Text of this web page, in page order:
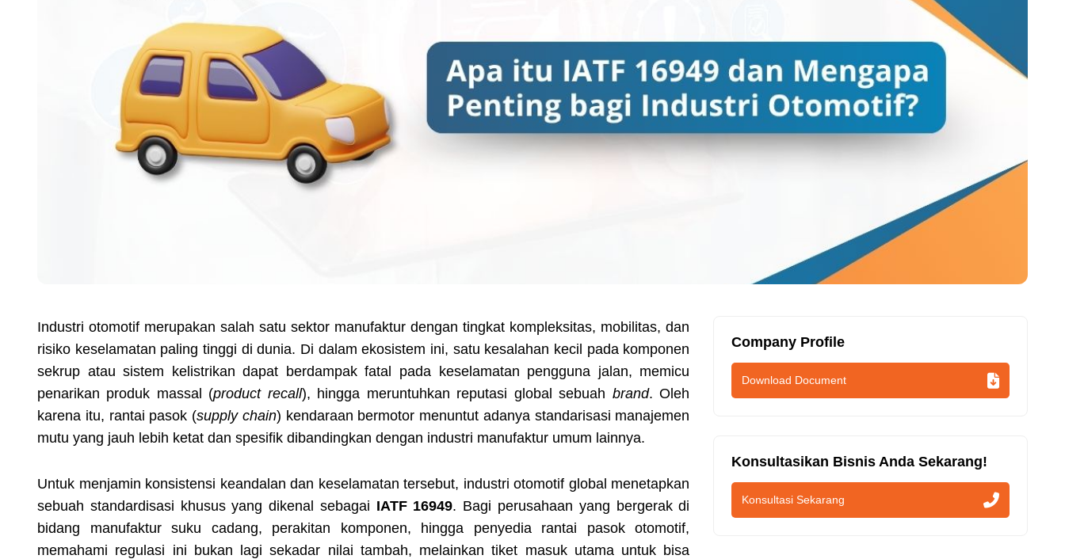
Industri otomotif merupakan salah satu sektor manufaktur dengan tingkat kompleksitas, mobilitas, dan
risiko keselamatan paling tinggi di dunia. Di dalam ekosistem ini, satu kesalahan kecil pada komponen
sekrup atau sistem kelistrikan dapat berdampak fatal pada keselamatan pengguna jalan, memicu
penarikan produk massal (product recall), hingga meruntuhkan reputasi global sebuah brand. Oleh
karena itu, rantai pasok (supply chain) kendaraan bermotor menuntut adanya standarisasi manajemen
mutu yang jauh lebih ketat dan spesifik dibandingkan dengan industri manufaktur umum lainnya.
Untuk menjamin konsistensi keandalan dan keselamatan tersebut, industri otomotif global menetapkan
sebuah standardisasi khusus yang dikenal sebagai IATF 16949. Bagi perusahaan yang bergerak di
bidang manufaktur suku cadang, perakitan komponen, hingga penyedia rantai pasok otomotif,
memahami regulasi ini bukan lagi sekadar nilai tambah, melainkan tiket masuk utama untuk bisa
Company Profile
Download Document
Konsultasikan Bisnis Anda Sekarang!
Konsultasi Sekarang